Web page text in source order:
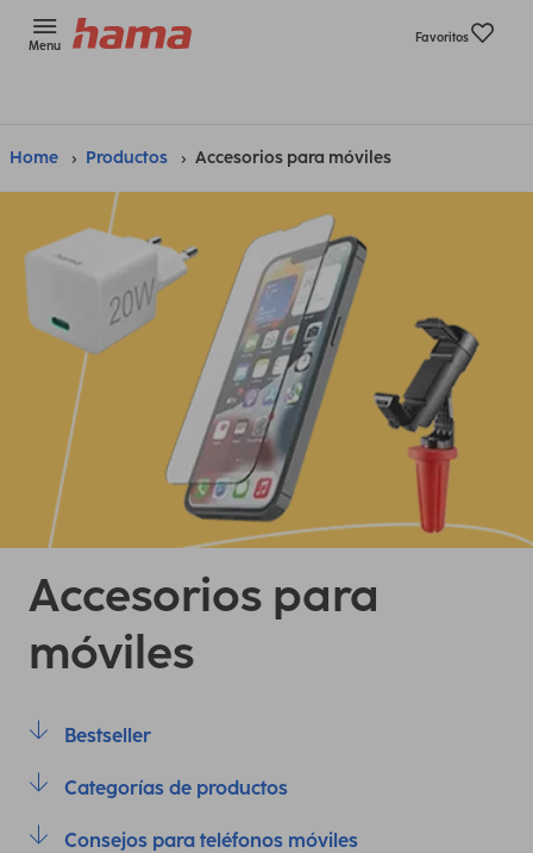
Menu
Favoritos
Home Productos Accesorios para móviles
Accesorios para
móviles
Bestseller
Categorías de productos
Consejos para teléfonos móviles